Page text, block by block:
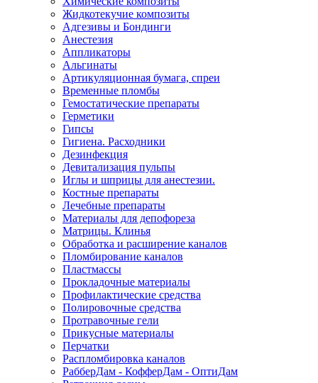
Жидкотекучие композиты
Адгезивы и Бондинги
Анестезия
Аппликаторы
Альгинаты
Артикуляционная бумага, спреи
Временные пломбы
Гемостатические препараты
Герметики
Гипсы
Гигиена. Расходники
Дезинфекция
Девитализация пульпы
Иглы и шприцы для анестезии.
Костные препараты
Лечебные препараты
Материалы для депофореза
Матрицы. Клинья
Обработка и расширение каналов
Пломбирование каналов
Пластмассы
Прокладочные материалы
Профилактические средства
Полировочные средства
Протравочные гели
Прикусные материалы
Перчатки
Распломбировка каналов
РабберДам - КофферДам - ОптиДам